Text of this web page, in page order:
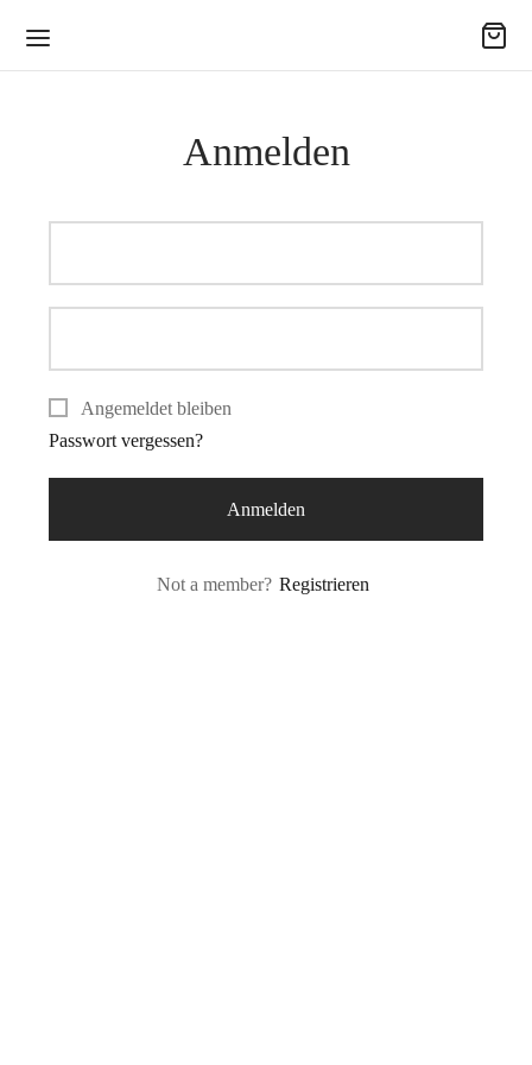
Anmelden
Angemeldet bleiben
Passwort vergessen?
Anmelden
Not a member? Registrieren